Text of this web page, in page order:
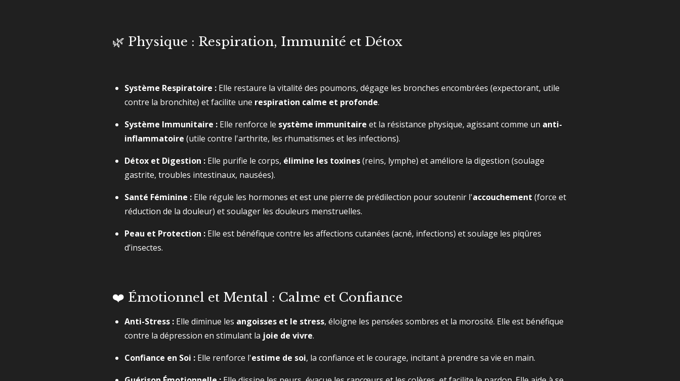
🌿 Physique : Respiration, Immunité et Détox
Système Respiratoire : Elle restaure la vitalité des poumons, dégage les bronches encombrées (expectorant, utile
contre la bronchite) et facilite une respiration calme et profonde.
Système Immunitaire : Elle renforce le système immunitaire et la résistance physique, agissant comme un anti-
inflammatoire (utile contre l'arthrite, les rhumatismes et les infections).
Détox et Digestion : Elle purifie le corps, élimine les toxines(reins, lymphe) et améliore la digestion (soulage
gastrite, troubles intestinaux, nausées).
Santé Féminine : Elle régule les hormones et est une pierre de prédilection pour soutenir l'accouchement (force et
réduction de la douleur) et soulager les douleurs menstruelles.
Peau et Protection : Elle est bénéfique contre les affections cutanées (acné, infections) et soulage les piqûres
d’insectes.
❤️ Émotionnel et Mental : Calme et Confiance
Anti-Stress : Elle diminue les angoisses et le stress, éloigne les pensées sombres et la morosité. Elle est bénéfique
contre la dépression en stimulant la joie de vivre.
Confiance en Soi : Elle renforce l'estime de soi, la confiance et le courage, incitant à prendre sa vie en main.